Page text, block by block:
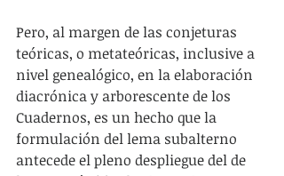
Pero, al margen de las conjeturas
teóricas, o metateóricas, inclusive a
nivel genealógico, en la elaboración
diacrónica y arborescente de los
Cuadernos, es un hecho que la
formulación del lema subalterno
antecede el pleno despliegue del de